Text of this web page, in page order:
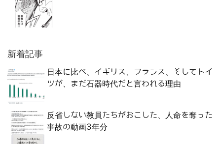
新着記事
日本に比べ、イギリス、フランス、そしてドイ
ツが、まだ石器時代だと言われる理由
反省しない教員たちがおこした、人命を奪った
事故の動画3年分